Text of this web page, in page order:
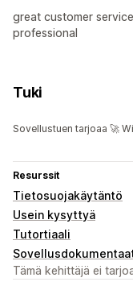
great customer
professional
Tuki
Sovellustuen tarjoaa 🚀
Resurssit
Tietosuojakäytäntö
Usein kysyttyä
Tutortiaali
Tämä kehittäjä ei